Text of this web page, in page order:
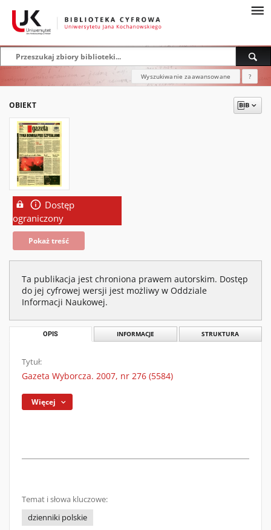
Wyszukiwanie zaawansowane ?
OBIEKT
Dostęp
ograniczony
Pokaż treść
Ta publikacja jest chroniona prawem autorskim. Dostęp
do jej cyfrowej wersji jest możliwy w Oddziale
Informacji Naukowej.
OPIS INFORMACJE STRUKTURA
Tytuł:
Gazeta Wyborcza. 2007, nr 276 (5584)
Więcej
Temat i słowa kluczowe:
dzienniki polskie